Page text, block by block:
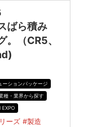
ばら積み
。（CR5、
ーションパッケージ
種・業界から探す
ーズ #製造